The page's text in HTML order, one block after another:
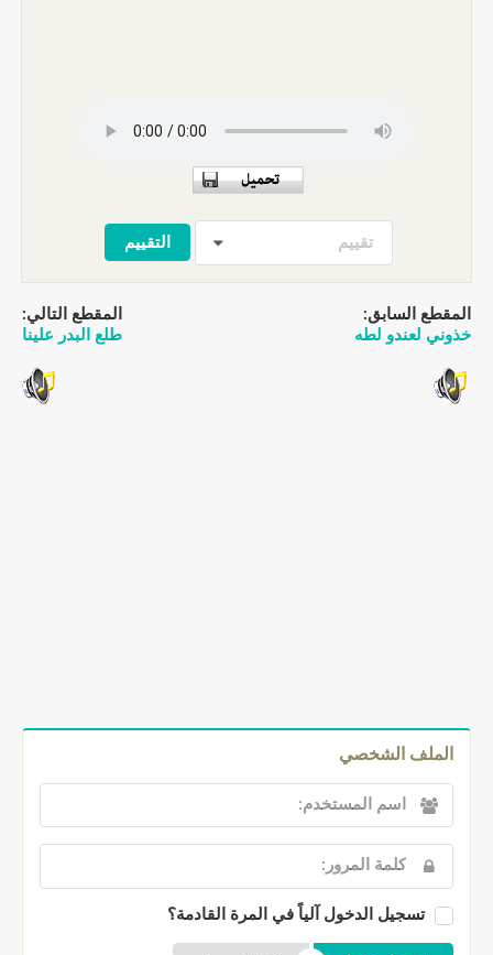
تقييم
المقطع السابق:
خذوني لعندو لطه
المقطع التالي:
طلع البدر علينا
الملف الشخصي
تسجيل الدخول آلياً في المرة القادمة؟